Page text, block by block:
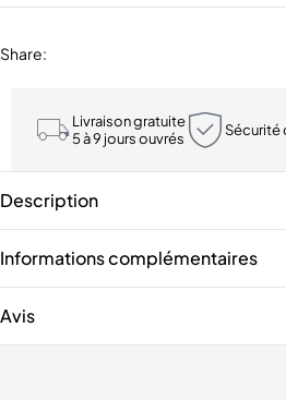
Share:
Livraison gratuite
5 à 9 jours ouvrés
Sécurité
Description
Informations complémentaires
Avis